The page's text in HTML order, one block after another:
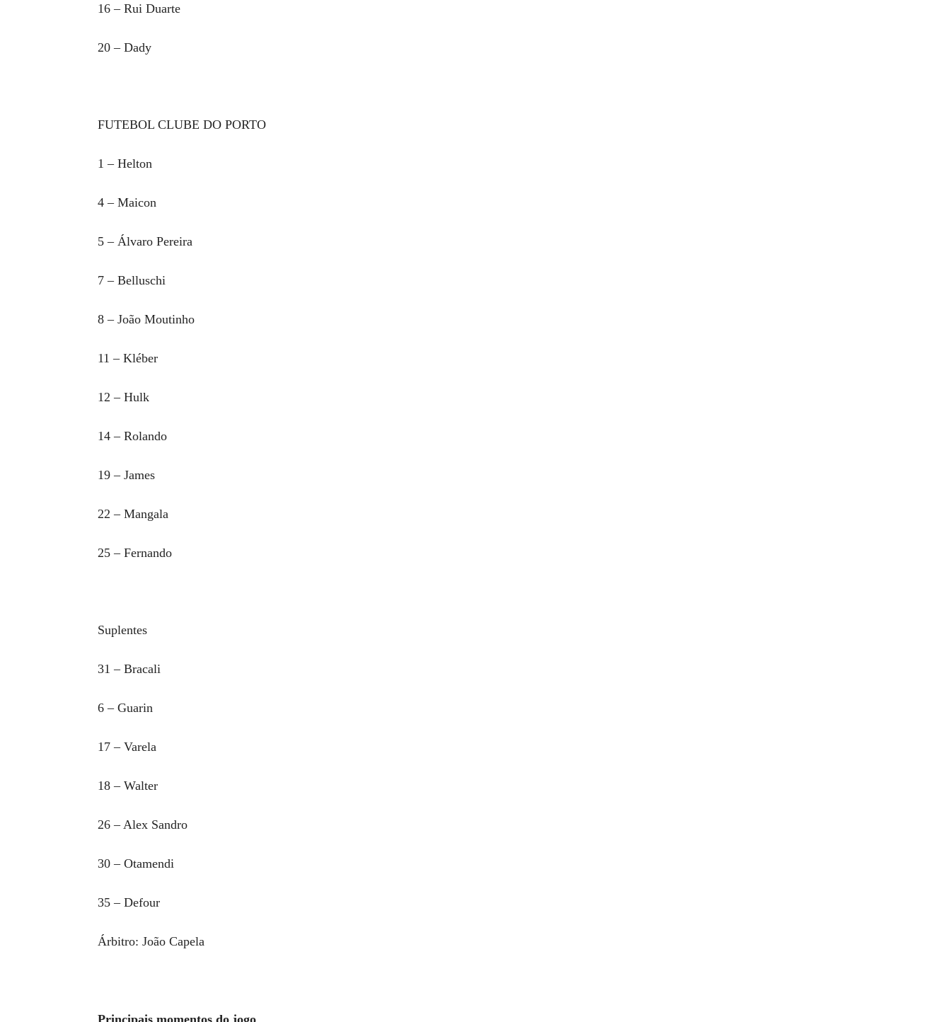
16 – Rui Duarte
20 – Dady
FUTEBOL CLUBE DO PORTO
1 – Helton
4 – Maicon
5 – Álvaro Pereira
7 – Belluschi
8 – João Moutinho
11 – Kléber
12 – Hulk
14 – Rolando
19 – James
22 – Mangala
25 – Fernando
Suplentes
31 – Bracali
6 – Guarin
17 – Varela
18 – Walter
26 – Alex Sandro
30 – Otamendi
35 – Defour
Árbitro: João Capela
Principais momentos do jogo